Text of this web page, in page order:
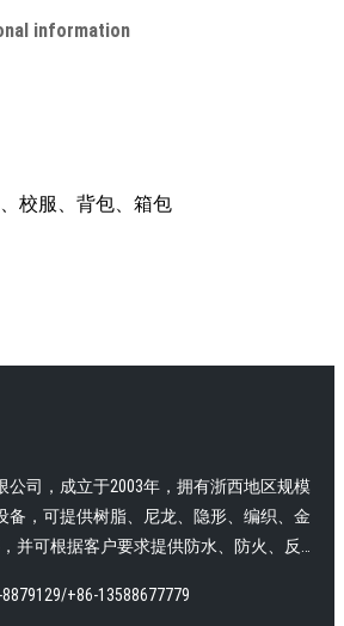
information
校服、背包、箱包
公司，成立于2003年，拥有浙西地区规模
备，可提供树脂、尼龙、隐形、编织、金
并可根据客户要求提供防水、防火、反
+86-13588677779